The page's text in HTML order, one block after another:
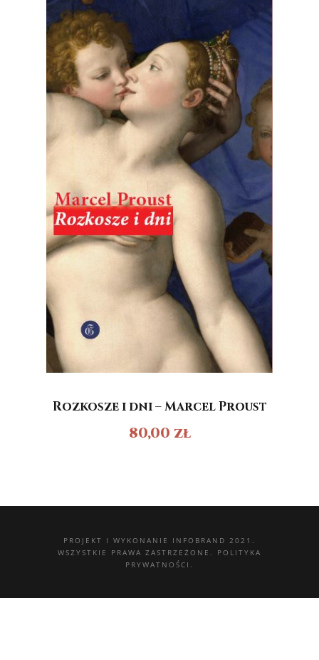
Rozkosze i dni – Marcel Proust
80,00 zł
PROJEKT I WYKONANIE INFOBRAND 2021.
WSZYSTKIE PRAWA ZASTRZEŻONE. POLITYKA
PRYWATNOŚCI.